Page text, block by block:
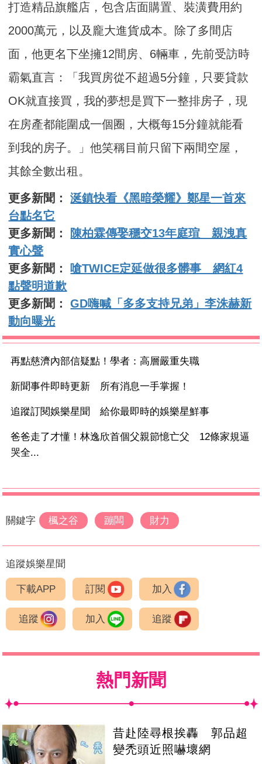
打造精品旗艦店，包含店面購置、裝潢費用約
2000萬元，以及龐大進貨成本。除了多間店
面，他更名下坐擁12間房、6輛車，先前受訪時
霸氣直言：「我買房從不超過5分鐘，只要貸款
OK就直接買，我的夢想是買下一整排房子，現
在房產都能圍成一個圈，大概每15分鐘就能看
到我的房子。」他笑稱目前只留下兩間空屋，
其餘全數出租。
更多新聞：涎鎮快看《黑暗榮耀》鄭星一首來
台點名它
更多新聞：
陳柏霖傳娶穩交13年庭瑄 親洩真
實心聲
更多新聞：嗆TWICE定延做很多髒事 網紅4
點聲明道歉
更多新聞：GD嗨喊「多多支持兄弟」李洙赫新
動向曝光
再點慈濟內部信疑點！學者：高層嚴重失職
新聞事件即時更新 所有消息一手掌握！
追蹤訂閱娛樂星聞 給你最即時的娛樂星鮮事
爸爸走了才懂！林逸欣首個父親節憶亡父 12條家規逼
哭全...
關鍵字 楓之谷 蹦闆 財力
追蹤娛樂星聞
下載APP 訂閱 加入
追蹤 加入 追蹤
熱門新聞
昔赴陸尋根挨轟 郭品超
變禿頭近照嚇壞網